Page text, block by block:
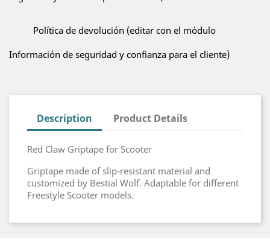
Política de devolución (editar con el módulo
Información de seguridad y confianza para el cliente)
Description Product Details
Red Claw Griptape for Scooter
Griptape made of slip-resistant material and
customized by Bestial Wolf. Adaptable for different
Freestyle Scooter models.